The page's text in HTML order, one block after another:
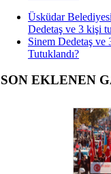
Üsküdar
Dedetaş ve 3 kişi
Sinem Dedetaş ve
Tutuklandı?
SON EKLENEN